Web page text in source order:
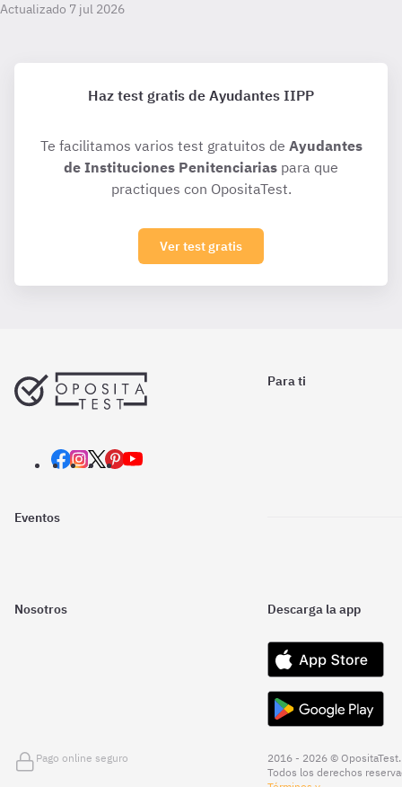
Actualizado 7 jul 2026
Haz test gratis de Ayudantes IIPP
Te facilitamos varios test gratuitos de Ayudantes
de Instituciones Penitenciarias para que
practiques con OpositaTest.
Ver test gratis
Para ti
Eventos
Nosotros Descarga la app
Pago online seguro
2016 - 2026 © OpositaTest.
Todos los derechos